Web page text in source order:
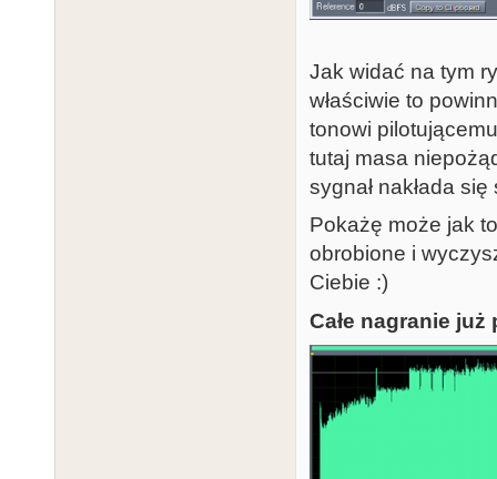
Jak widać na tym
właściwie to
tonowi
tutaj masa
sygnał nakłada
Pokażę może jak
obrobione i
Ciebie :)
Całe nagranie